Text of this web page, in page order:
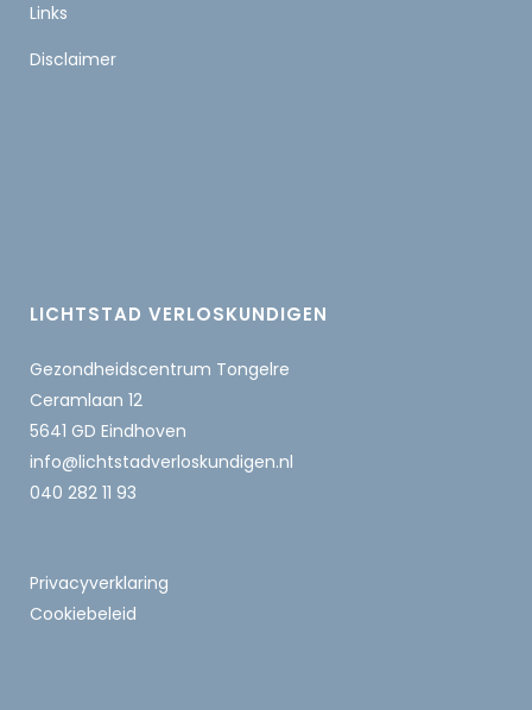
Links
Disclaimer
LICHTSTAD VERLOSKUNDIGEN
Gezondheidscentrum Tongelre
Ceramlaan 12
5641 GD Eindhoven
info@lichtstadverloskundigen.nl
040 282 11 93
Privacyverklaring
Cookiebeleid